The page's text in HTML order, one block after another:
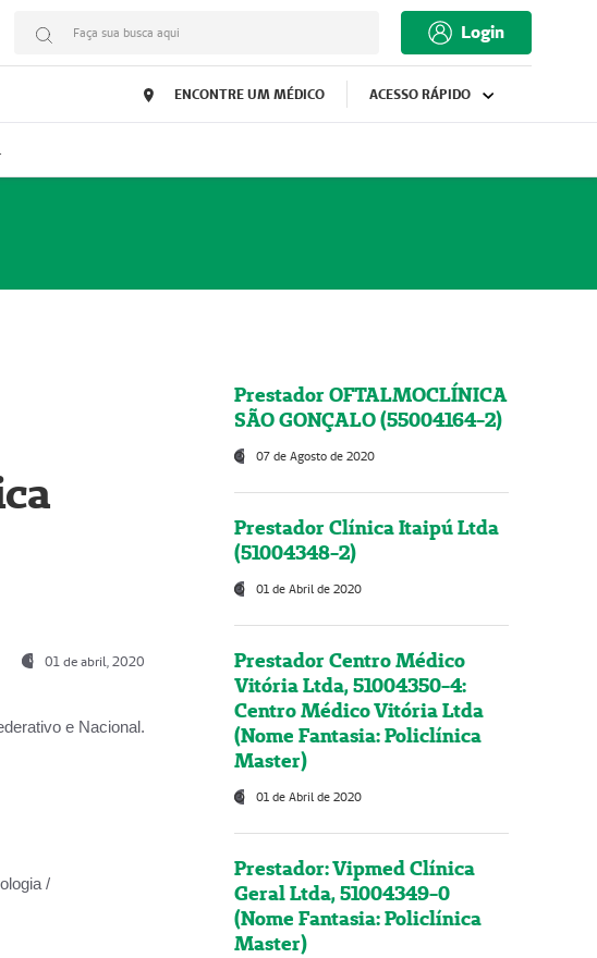
Faça sua busca aqui Login
ENCONTRE UM MÉDICO ACESSO RÁPIDO
Master)
01 de abril, 2020
e Nacional.
/
Prestador OFTALMOCLÍNICA
SÃO GONÇALO (55004164-2)
07 de Agosto de 2020
Prestador Clínica Itaipú Ltda
(51004348-2)
01 de Abril de 2020
Prestador Centro Médico
Vitória Ltda, 51004350-4:
Centro Médico Vitória Ltda
(Nome Fantasia: Policlínica
Master)
01 de Abril de 2020
Prestador: Vipmed Clínica
Geral Ltda, 51004349-0
(Nome Fantasia: Policlínica
Master)